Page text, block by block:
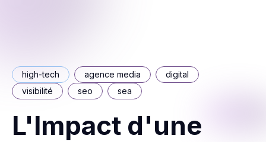
high-tech agence media
digital
visibilité
seo sea
L'Impact d'une